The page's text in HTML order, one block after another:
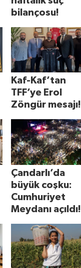
bilançosu!
Kaf-Kaf’tan
TFF’ye Erol
Zöngür mesajı!
Çandarlı’da
büyük coşku:
Cumhuriyet
Meydanı açıldı!